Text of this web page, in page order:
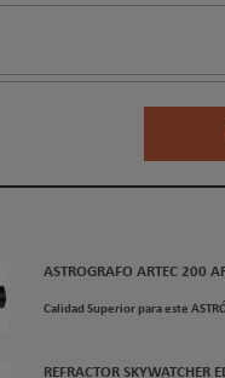
ASTROGRAFO ARTEC 200
Calidad Superior para este
REFRACTOR